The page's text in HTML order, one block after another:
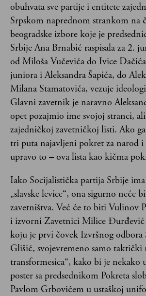
obuhvata sve partije i entitete
Srpskom naprednom strankom na
beogradske izbore koje je
Srbije Ana Brnabić raspisala za 2.
od Miloša Vučevića do Ivice
juniora i Aleksandra Šapića, do
Milana Stamatovića, vezuje
Glavni zavetnik je naravno
opet pozajmio ime svojoj stranci,
zajedničkoj zavetničkoj listi. Ako
tri puta najavljeni pokret za narod i
upravo to – ova lista kao kičma
Iako Socijalistička partija Srbije
„slavske levice“, ona sigurno neće
zavetništva. Već će to biti Vulinov
i izvorni Zavetnici Milice Đurđević
koju je prvi čovek Izvršnog odbora
Glišić, svojevremeno samo taktički
transformesica“, kako bi je nekako
poster sa predsednikom Pokreta
Pavlom Grbovićem u ustaškoj